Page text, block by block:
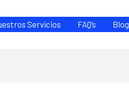
Servicios FAQ’s Blog